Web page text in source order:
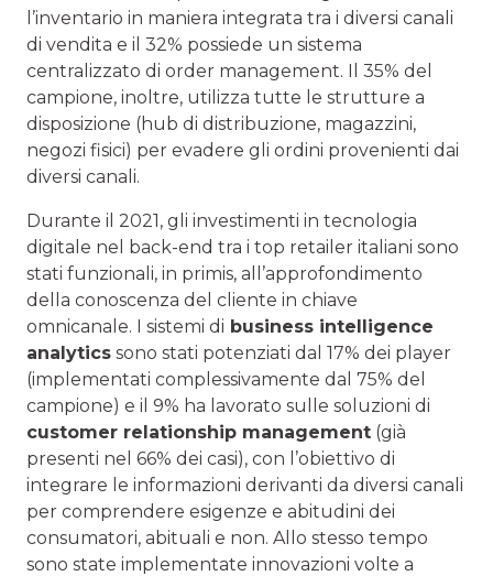
l’inventario in maniera integrata tra i diversi canali
di vendita e il 32% possiede un sistema
centralizzato di order management. Il 35% del
campione, inoltre, utilizza tutte le strutture a
disposizione (hub di distribuzione, magazzini,
negozi fisici) per evadere gli ordini provenienti dai
diversi canali.
Durante il 2021, gli investimenti in tecnologia
digitale nel back-end tra i top retailer italiani sono
stati funzionali, in primis, all’approfondimento
della conoscenza del cliente in chiave
omnicanale. I sistemi di business intelligence
analytics sono stati potenziati dal 17% dei player
(implementati complessivamente dal 75% del
campione) e il 9% ha lavorato sulle soluzioni di
customer relationship management (già
presenti nel 66% dei casi), con l’obiettivo di
integrare le informazioni derivanti da diversi canali
per comprendere esigenze e abitudini dei
consumatori, abituali e non. Allo stesso tempo
sono state implementate innovazioni volte a